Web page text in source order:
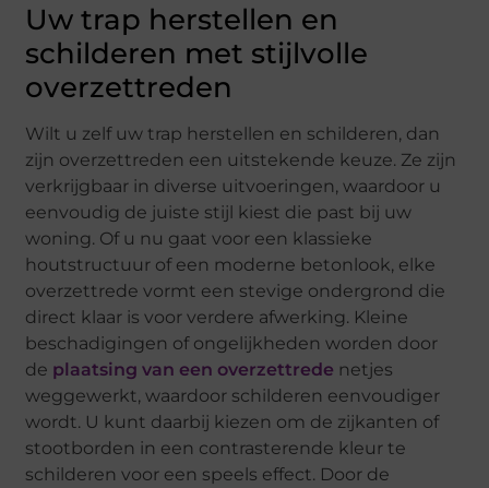
Uw trap herstellen en
schilderen met stijlvolle
overzettreden
Wilt u zelf uw trap herstellen en schilderen, dan
zijn overzettreden een uitstekende keuze. Ze zijn
verkrijgbaar in diverse uitvoeringen, waardoor u
eenvoudig de juiste stijl kiest die past bij uw
woning. Of u nu gaat voor een klassieke
houtstructuur of een moderne betonlook, elke
overzettrede vormt een stevige ondergrond die
direct klaar is voor verdere afwerking. Kleine
beschadigingen of ongelijkheden worden door
de plaatsing van een overzettrede netjes
weggewerkt, waardoor schilderen eenvoudiger
wordt. U kunt daarbij kiezen om de zijkanten of
stootborden in een contrasterende kleur te
schilderen voor een speels effect. Door de